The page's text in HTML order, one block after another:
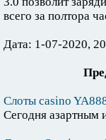
всего за полтора
Дата: 1-07-2020,
Слоты casino
Сегодня азартным